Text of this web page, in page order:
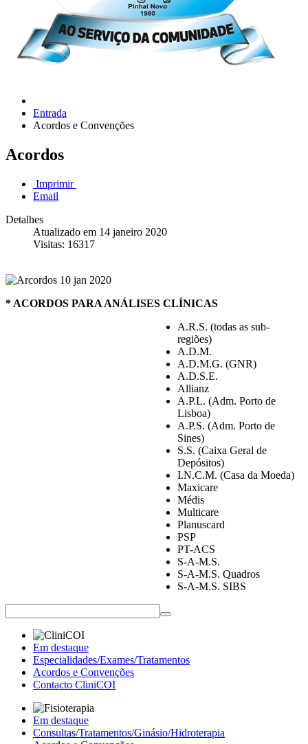
Entrada
Acordos e Convenções
Acordos
Imprimir
Email
Detalhes
Atualizado em 14 janeiro 2020
Visitas: 16317
* ACORDOS PARA ANÁLISES CLÍNICAS
A.R.S. (todas as sub-
regiões)
A.D.M.
A.D.M.G. (GNR)
A.D.S.E.
Allianz
A.P.L. (Adm. Porto de
Lisboa)
A.P.S. (Adm. Porto de
Sines)
S.S. (Caixa Geral de
Depósitos)
I.N.C.M. (Casa da Moeda)
Maxicare
Médis
Multicare
Planuscard
PSP
PT-ACS
S-A-M.S.
S-A-M.S. Quadros
S-A-M.S. SIBS
Em destaque
Especialidades/Exames/Tratamentos
Acordos e Convenções
Contacto CliniCOI
Em destaque
Consultas/Tratamentos/Ginásio/Hidroterapia